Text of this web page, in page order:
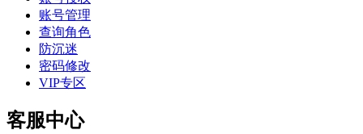
账号管理
查询角色
防沉迷
密码修改
VIP专区
客服中心